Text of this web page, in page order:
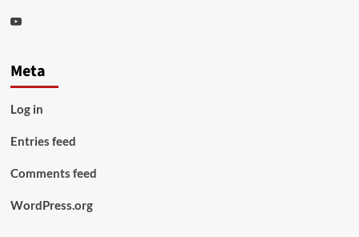
Youtube
Meta
Log in
Entries feed
Comments feed
WordPress.org